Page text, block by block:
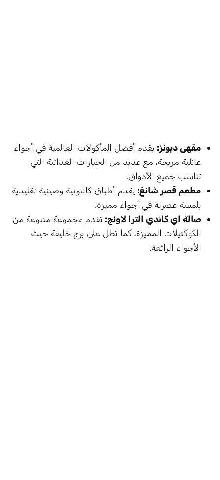
مقهى ديونز: يقدم أفضل المأكولات العالمية في أجواء
عائلية مريحة، مع عديد من الخيارات الغذائية التي
تناسب جميع الأذواق.
مطعم قصر شانغ: يقدم أطباق كانتونية وصينية تقليدية
بلمسة عصرية في أجواء مميزة.
صالة اي كاندي الترا لاونج: تقدم مجموعة متنوعة من
الكوكتيلات المميزة، كما تطل على برج خليفة حيث
الأجواء الرائعة.